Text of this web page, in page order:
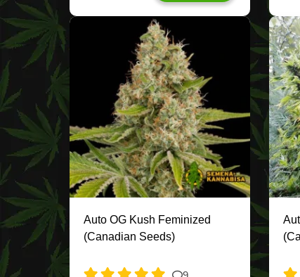
Auto OG Kush Feminized
(Canadian Seeds)